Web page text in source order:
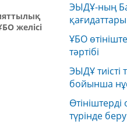
желісі
ЭЫДҰ-ның
қағидаттары
ҰБО
тәртібі
ЭЫДҰ тиісті
бойынша
түрінде беру